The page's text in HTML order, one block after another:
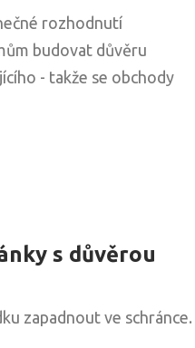
rozhodnutí
budovat důvěru
- takže se obchody
s důvěrou
zapadnout ve schránce.